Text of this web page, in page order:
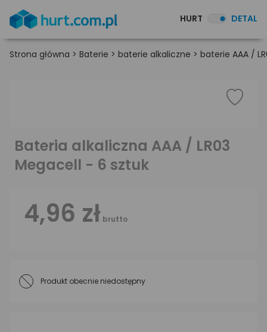
HURT DETAL
Strona główna > Baterie > baterie alkaliczne > baterie AAA /
Bateria alkaliczna AAA / LR03
Megacell - 6 sztuk
4,96 zł brutto
Produkt obecnie niedostępny